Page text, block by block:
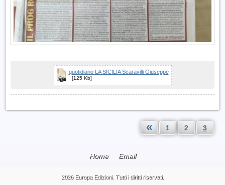
quotidiano LA SICILIA Scaravilli Giuseppe
[125 Kb]
« 1 2 3
Home Email
2026 Europa Edizioni. Tutti i diritti riservati.